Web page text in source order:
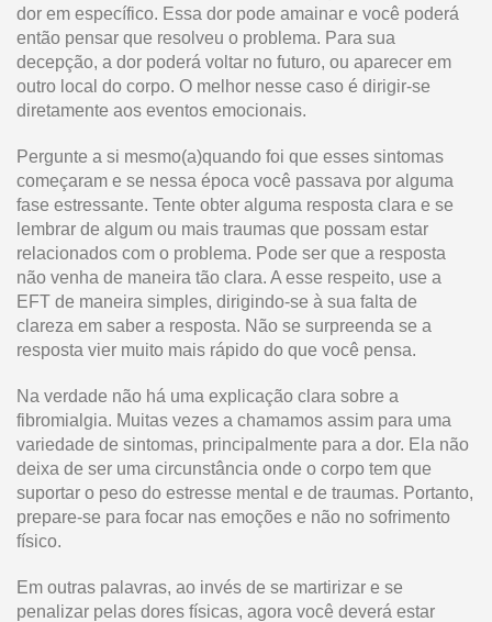
dor em específico. Essa dor pode amainar e você poderá
então pensar que resolveu o problema. Para sua
decepção, a dor poderá voltar no futuro, ou aparecer em
outro local do corpo. O melhor nesse caso é dirigir-se
diretamente aos eventos emocionais.
Pergunte a si mesmo(a)quando foi que esses sintomas
começaram e se nessa época você passava por alguma
fase estressante. Tente obter alguma resposta clara e se
lembrar de algum ou mais traumas que possam estar
relacionados com o problema. Pode ser que a resposta
não venha de maneira tão clara. A esse respeito, use a
EFT de maneira simples, dirigindo-se à sua falta de
clareza em saber a resposta. Não se surpreenda se a
resposta vier muito mais rápido do que você pensa.
Na verdade não há uma explicação clara sobre a
fibromialgia. Muitas vezes a chamamos assim para uma
variedade de sintomas, principalmente para a dor. Ela não
deixa de ser uma circunstância onde o corpo tem que
suportar o peso do estresse mental e de traumas. Portanto,
prepare-se para focar nas emoções e não no sofrimento
físico.
Em outras palavras, ao invés de se martirizar e se
penalizar pelas dores físicas, agora você deverá estar